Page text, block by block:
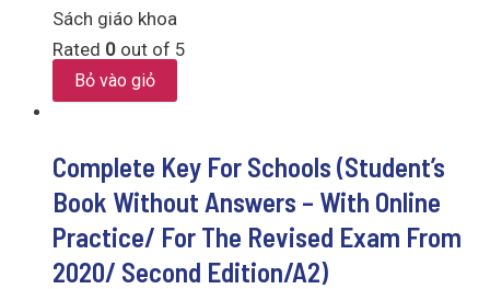
Sách giáo khoa
Rated 0 out of 5
Bỏ vào giỏ
Complete Key For Schools (Student’s
Book Without Answers – With Online
Practice/ For The Revised Exam From
2020/ Second Edition/A2)